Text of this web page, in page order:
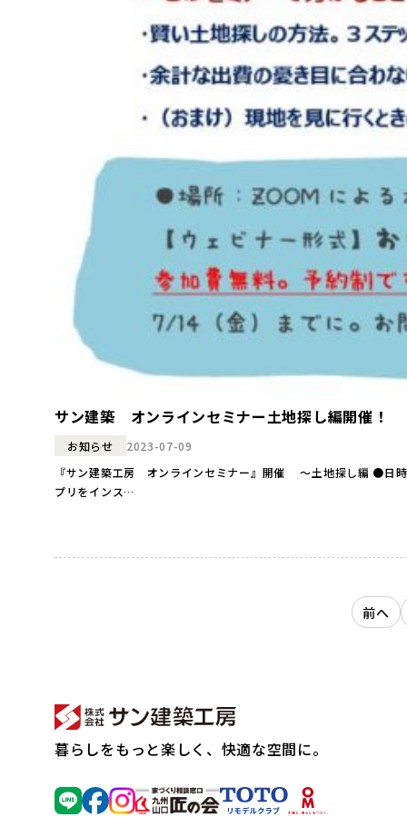
サン建築 オンラインセミナー土地探し編開催！
お知らせ
2023-07-09
『サン建築工房 オンラインセミナー』開催 ～土地探し編 ●日時● 2023年7月14（月・祝） 10:30〜11:10 ●会場● オンライン ZOOMにて 当日ご参加される端末にZOOMア
プリをインス…
前へ
暮らしをもっと楽しく、快適な空間に。